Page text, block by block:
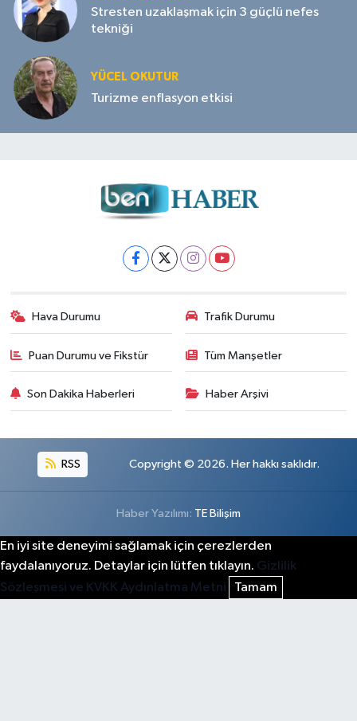
Stresten uzaklaşmak için 3 güçlü nefes
tekniği
YÜCEL OKUTUR
Turizme enflasyon etkisi
Hava Durumu Trafik Durumu
Puan Durumu ve Fikstür Tüm Manşetler
Son Dakika Haberleri Haber Arşivi
RSS Copyright © 2026. Her hakkı saklıdır.
Haber Yazılımı: TE Bilişim
En iyi site deneyimi sağlamak için çerezlerden
faydalanıyoruz. Detaylar için lütfen tıklayın. Gizlilik
Sözleşmesi ve KVKK Aydınlatma Metni
Tamam